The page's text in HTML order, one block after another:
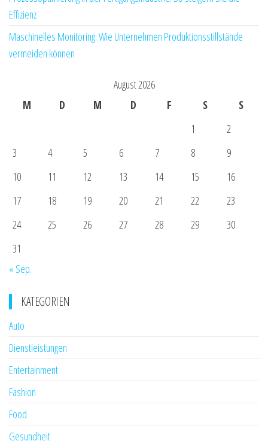
Effizienz
Maschinelles Monitoring: Wie Unternehmen Produktionsstillstände
vermeiden können
August 2026
M
D M D F S
S
1
2
3
4 5 6 7 8
9
10
11 12 13 14 15
16
17
18 19 20 21 22
23
24
25 26 27 28 29
30
31
« Sep.
KATEGORIEN
Auto
Dienstleistungen
Entertainment
Fashion
Food
Gesundheit